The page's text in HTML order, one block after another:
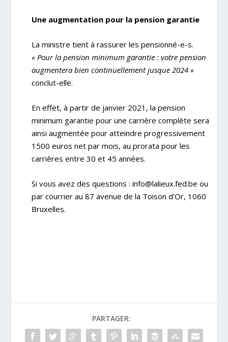
Une augmentation pour la pension garantie
La ministre tient à rassurer les pensionné-e-s.
« Pour la pension minimum garantie : votre pension
augmentera bien continuellement jusque 2024 »
conclut-elle.
En effet, à partir de janvier 2021, la pension
minimum garantie pour une carrière complète sera
ainsi augmentée pour atteindre progressivement
1500 euros net par mois, au prorata pour les
carrières entre 30 et 45 années.
Si vous avez des questions :info@lalieux.fed.be ou
par courrier au 87 avenue de la Toison d’Or, 1060
Bruxelles.
PARTAGER: